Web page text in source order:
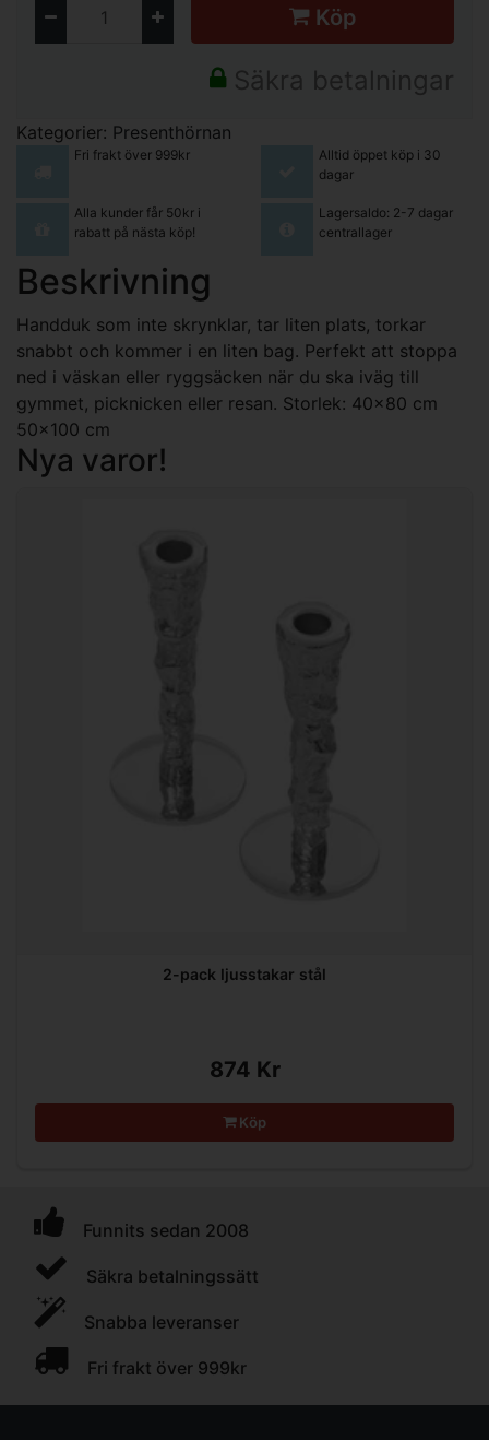
Köp
Säkra betalningar
Kategorier: Presenthörnan
Fri frakt över 999kr
Alltid öppet köp i 30
dagar
Alla kunder får 50kr i
rabatt på nästa köp!
Lagersaldo: 2-7 dagar
centrallager
Beskrivning
Handduk som inte skrynklar, tar liten plats, torkar
snabbt och kommer i en liten bag. Perfekt att stoppa
ned i väskan eller ryggsäcken när du ska iväg till
gymmet, picknicken eller resan. Storlek: 40x80 cm
50x100 cm
Nya varor!
2-pack ljusstakar stål
874 Kr
Köp
Funnits sedan 2008
Säkra betalningssätt
Snabba leveranser
Fri frakt över 999kr